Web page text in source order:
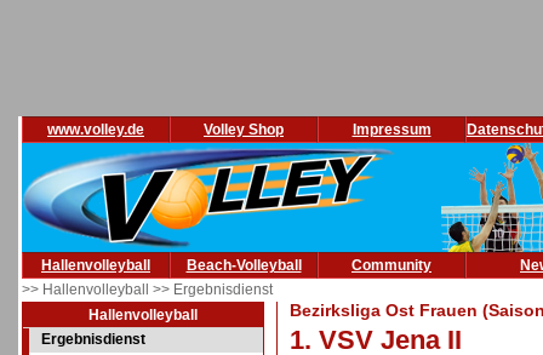
www.volley.de Volley Shop Impressum
Hallenvolleyball Beach-Volleyball Community
>> Hallenvolleyball >> Ergebnisdienst
Hallenvolleyball
Ergebnisdienst
Bezirksliga Ost Frauen
1. VSV Jena II